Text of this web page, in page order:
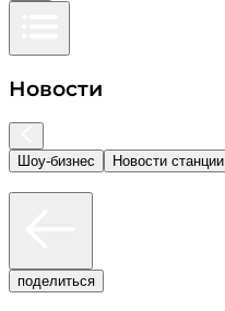
Новости
Шоу-бизнес Новости станции
поделиться